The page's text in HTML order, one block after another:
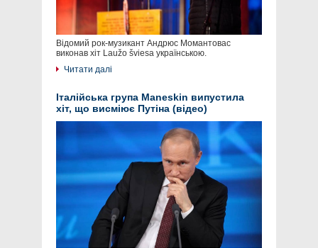
Відомий рок-музикант Андрюс Момантовас
виконав хіт Laužo šviesa українською.
Читати далі
Італійська група Maneskin випустила
хіт, що висміює Путіна (відео)